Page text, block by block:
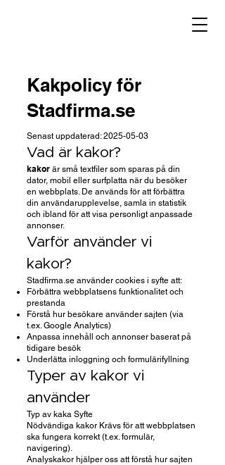
Kakpolicy för
Stadfirma.se
Senast uppdaterad:2025-05-03
Vad är kakor?
kakor är små textfiler som sparas på din
dator, mobil eller surfplatta när du besöker
en webbplats. De används för att förbättra
din användarupplevelse, samla in statistik
och ibland för att visa personligt anpassade
annonser.
Varför använder vi
kakor?
Stadfirma.se använder cookies i syfte att:
Förbättra webbplatsens funktionalitet och
prestanda
Förstå hur besökare använder sajten (via
t.ex. Google Analytics)
Anpassa innehåll och annonser baserat på
tidigare besök
Underlätta inloggning och formulärifyllning
Typer av kakor vi
använder
Typ av kaka Syfte
Nödvändiga kakor Krävs för att webbplatsen
ska fungera korrekt (t.ex. formulär,
navigering).
Analyskakor hjälper oss att förstå hur sajten